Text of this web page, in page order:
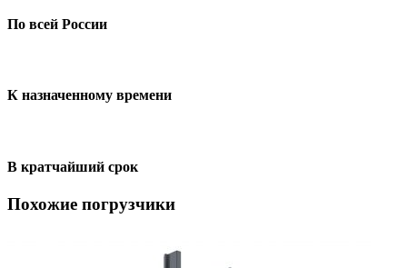
По всей России
К назначенному времени
В кратчайший срок
Похожие погрузчики